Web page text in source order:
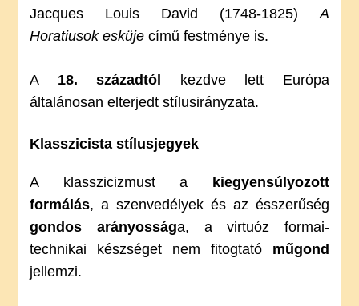
Jacques Louis David (1748-1825)A
Horatiusok esküje című festménye is.
A 18. századtól
kezdve lett Európa
általánosan elterjedt stílusirányzata.
Klasszicista stílusjegyek
A klasszicizmust a
kiegyensúlyozott
formálás, a szenvedélyek és az ésszerűség
gondos arányossága, a virtuóz formai-
technikai készséget nem fitogtató műgond
jellemzi.